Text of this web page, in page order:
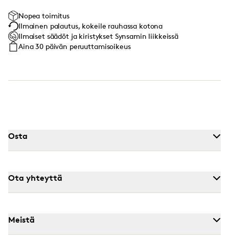
Nopea toimitus
Ilmainen palautus, kokeile rauhassa kotona
Ilmaiset säädöt ja kiristykset Synsamin liikkeissä
Aina 30 päivän peruuttamisoikeus
Osta
Ota yhteyttä
Meistä